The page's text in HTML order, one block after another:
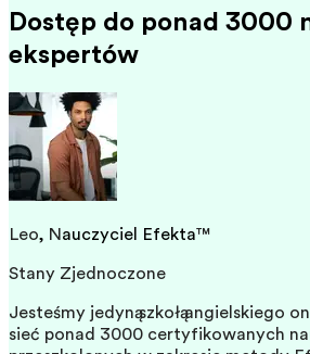
Dostęp do ponad 3000
ekspertów
Leo, Nauczyciel Efekta™
Stany Zjednoczone
Jesteśmy jedyną szkołą angielskiego
sieć ponad 3000 certyfikowanych